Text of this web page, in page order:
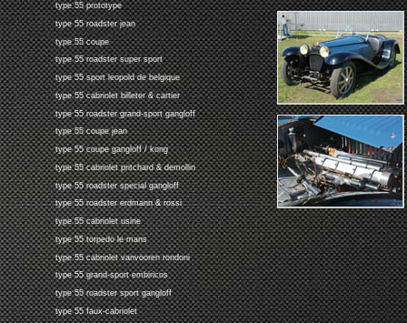
type 55 prototype
type 55 roadster jean
type 55 coupe
type 55 roadster super sport
type 55 sport leopold de belgique
type 55 cabriolet billeter & cartier
type 55 roadster grand-sport gangloff
type 55 coupe jean
type 55 coupe gangloff / kong
type 55 cabriolet pritchard & demollin
type 55 roadster special gangloff
type 55 roadster erdmann & rossi
type 55 cabriolet usine
type 55 torpedo le mans
type 55 cabriolet vanvooren rondoni
type 55 grand-sport embiricos
type 55 roadster sport gangloff
type 55 faux-cabriolet